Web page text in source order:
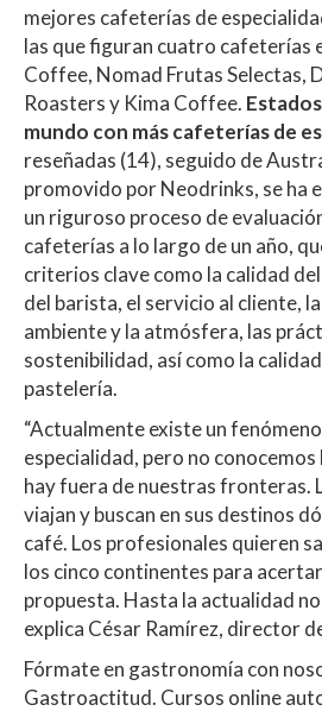
mejores cafeterías de
las que figuran cuatro cafeterías
Coffee, Nomad Frutas Selectas,
Roasters y Kima Coffee.
mundo con más cafeterías de
reseñadas (14), seguido de
promovido por Neodrinks, se ha
un riguroso proceso de
cafeterías a lo largo de un año,
criterios clave como la calidad
del barista, el servicio al cliente,
ambiente y la atmósfera, las
sostenibilidad, así como la
pastelería.
“Actualmente existe un
especialidad, pero no
hay fuera de nuestras fronteras.
viajan y buscan en sus destinos
café. Los profesionales quieren
los cinco continentes para
propuesta. Hasta la actualidad
explica César Ramírez, director
Fórmate en gastronomía con
Gastroactitud. Cursos online